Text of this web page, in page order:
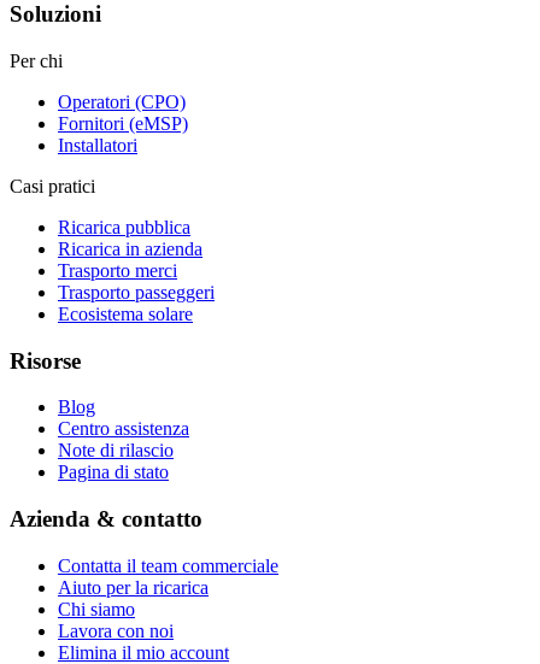
Soluzioni
Per chi
Operatori (CPO)
Fornitori (eMSP)
Installatori
Casi pratici
Ricarica pubblica
Ricarica in azienda
Trasporto merci
Trasporto passeggeri
Ecosistema solare
Risorse
Blog
Centro assistenza
Note di rilascio
Pagina di stato
Azienda & contatto
Contatta il team commerciale
Aiuto per la ricarica
Chi siamo
Lavora con noi
Elimina il mio account